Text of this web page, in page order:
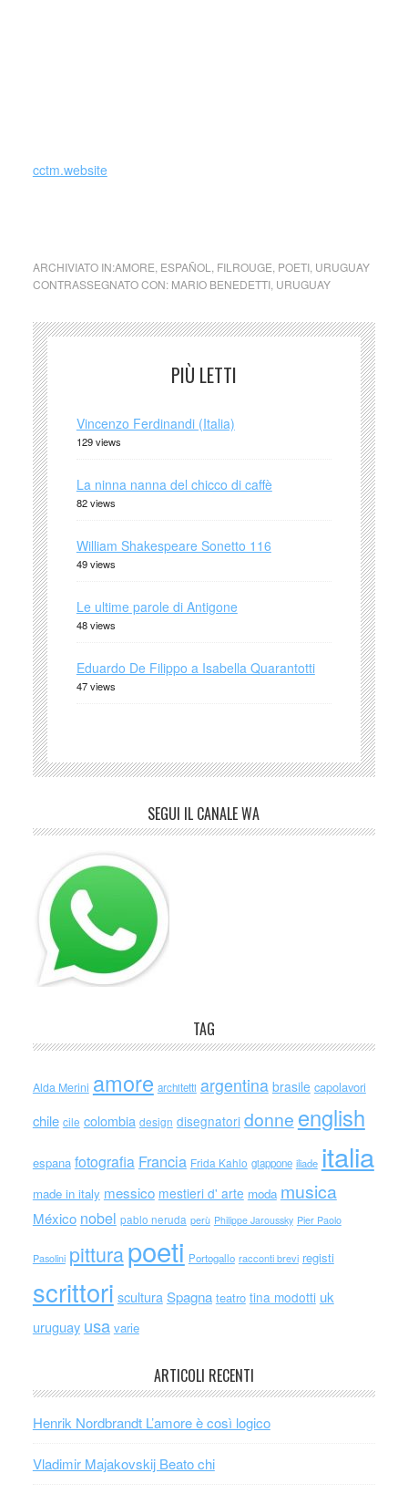
cctm.website
ARCHIVIATO IN:AMORE, ESPAÑOL, FILROUGE, POETI, URUGUAY
CONTRASSEGNATO CON: MARIO BENEDETTI, URUGUAY
PIÙ LETTI
Vincenzo Ferdinandi (Italia)
129 views
La ninna nanna del chicco di caffè
82 views
William Shakespeare Sonetto 116
49 views
Le ultime parole di Antigone
48 views
Eduardo De Filippo a Isabella Quarantotti
47 views
SEGUI IL CANALE WA
TAG
Alda Merini amore architetti argentina brasile capolavori
chile cile colombia design disegnatori donne english
espana fotografia Francia Frida Kahlo giappone iliade italia
made in italy messico mestieri d' arte moda musica
México nobel pablo neruda perù Philippe Jaroussky Pier Paolo
Pasolini pitturapoeti Portogallo racconti brevi registi
scrittori sculturaSpagna teatro tina modotti uk
uruguay usa varie
ARTICOLI RECENTI
Henrik Nordbrandt L’amore è così logico
Vladimir Majakovskij Beato chi